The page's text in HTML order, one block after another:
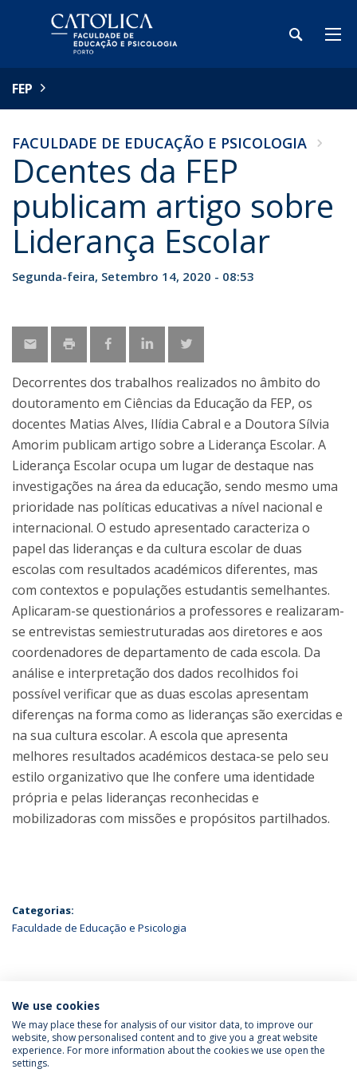
FEP
FACULDADE DE EDUCAÇÃO E PSICOLOGIA
Dcentes da FEP
publicam artigo sobre
Liderança Escolar
Segunda-feira, Setembro 14, 2020 - 08:53
Decorrentes dos trabalhos realizados no âmbito do
doutoramento em Ciências da Educação da FEP, os
docentes Matias Alves, Ilídia Cabral e a Doutora Sílvia
Amorim publicam artigo sobre a Liderança Escolar. A
Liderança Escolar ocupa um lugar de destaque nas
investigações na área da educação, sendo mesmo uma
prioridade nas políticas educativas a nível nacional e
internacional. O estudo apresentado caracteriza o
papel das lideranças e da cultura escolar de duas
escolas com resultados académicos diferentes, mas
com contextos e populações estudantis semelhantes.
Aplicaram-se questionários a professores e realizaram-
se entrevistas semiestruturadas aos diretores e aos
coordenadores de departamento de cada escola. Da
análise e interpretação dos dados recolhidos foi
possível verificar que as duas escolas apresentam
diferenças na forma como as lideranças são exercidas e
na sua cultura escolar. A escola que apresenta
melhores resultados académicos destaca-se pelo seu
estilo organizativo que lhe confere uma identidade
própria e pelas lideranças reconhecidas e
mobilizadoras com missões e propósitos partilhados.
Categorias:
Faculdade de Educação e Psicologia
ÚLTIMAS NOTÍCIAS
Política de Privacidade
Termos & Condições
We use cookies
We may place these for analysis of our visitor data, to improve our
website, show personalised content and to give you a great website
experience. For more information about the cookies we use open the
settings.